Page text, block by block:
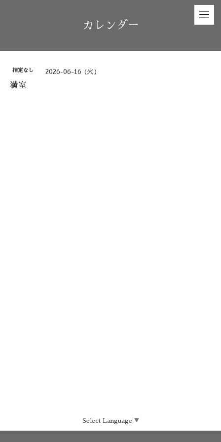
カレンダー
指定なし 2026-06-16 (火)
満室
Select Language ▼